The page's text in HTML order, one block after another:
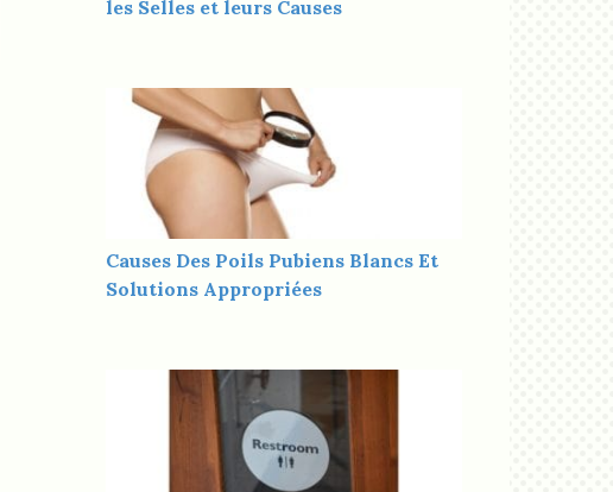
les Selles et leurs Causes
Causes Des Poils Pubiens Blancs Et
Solutions Appropriées